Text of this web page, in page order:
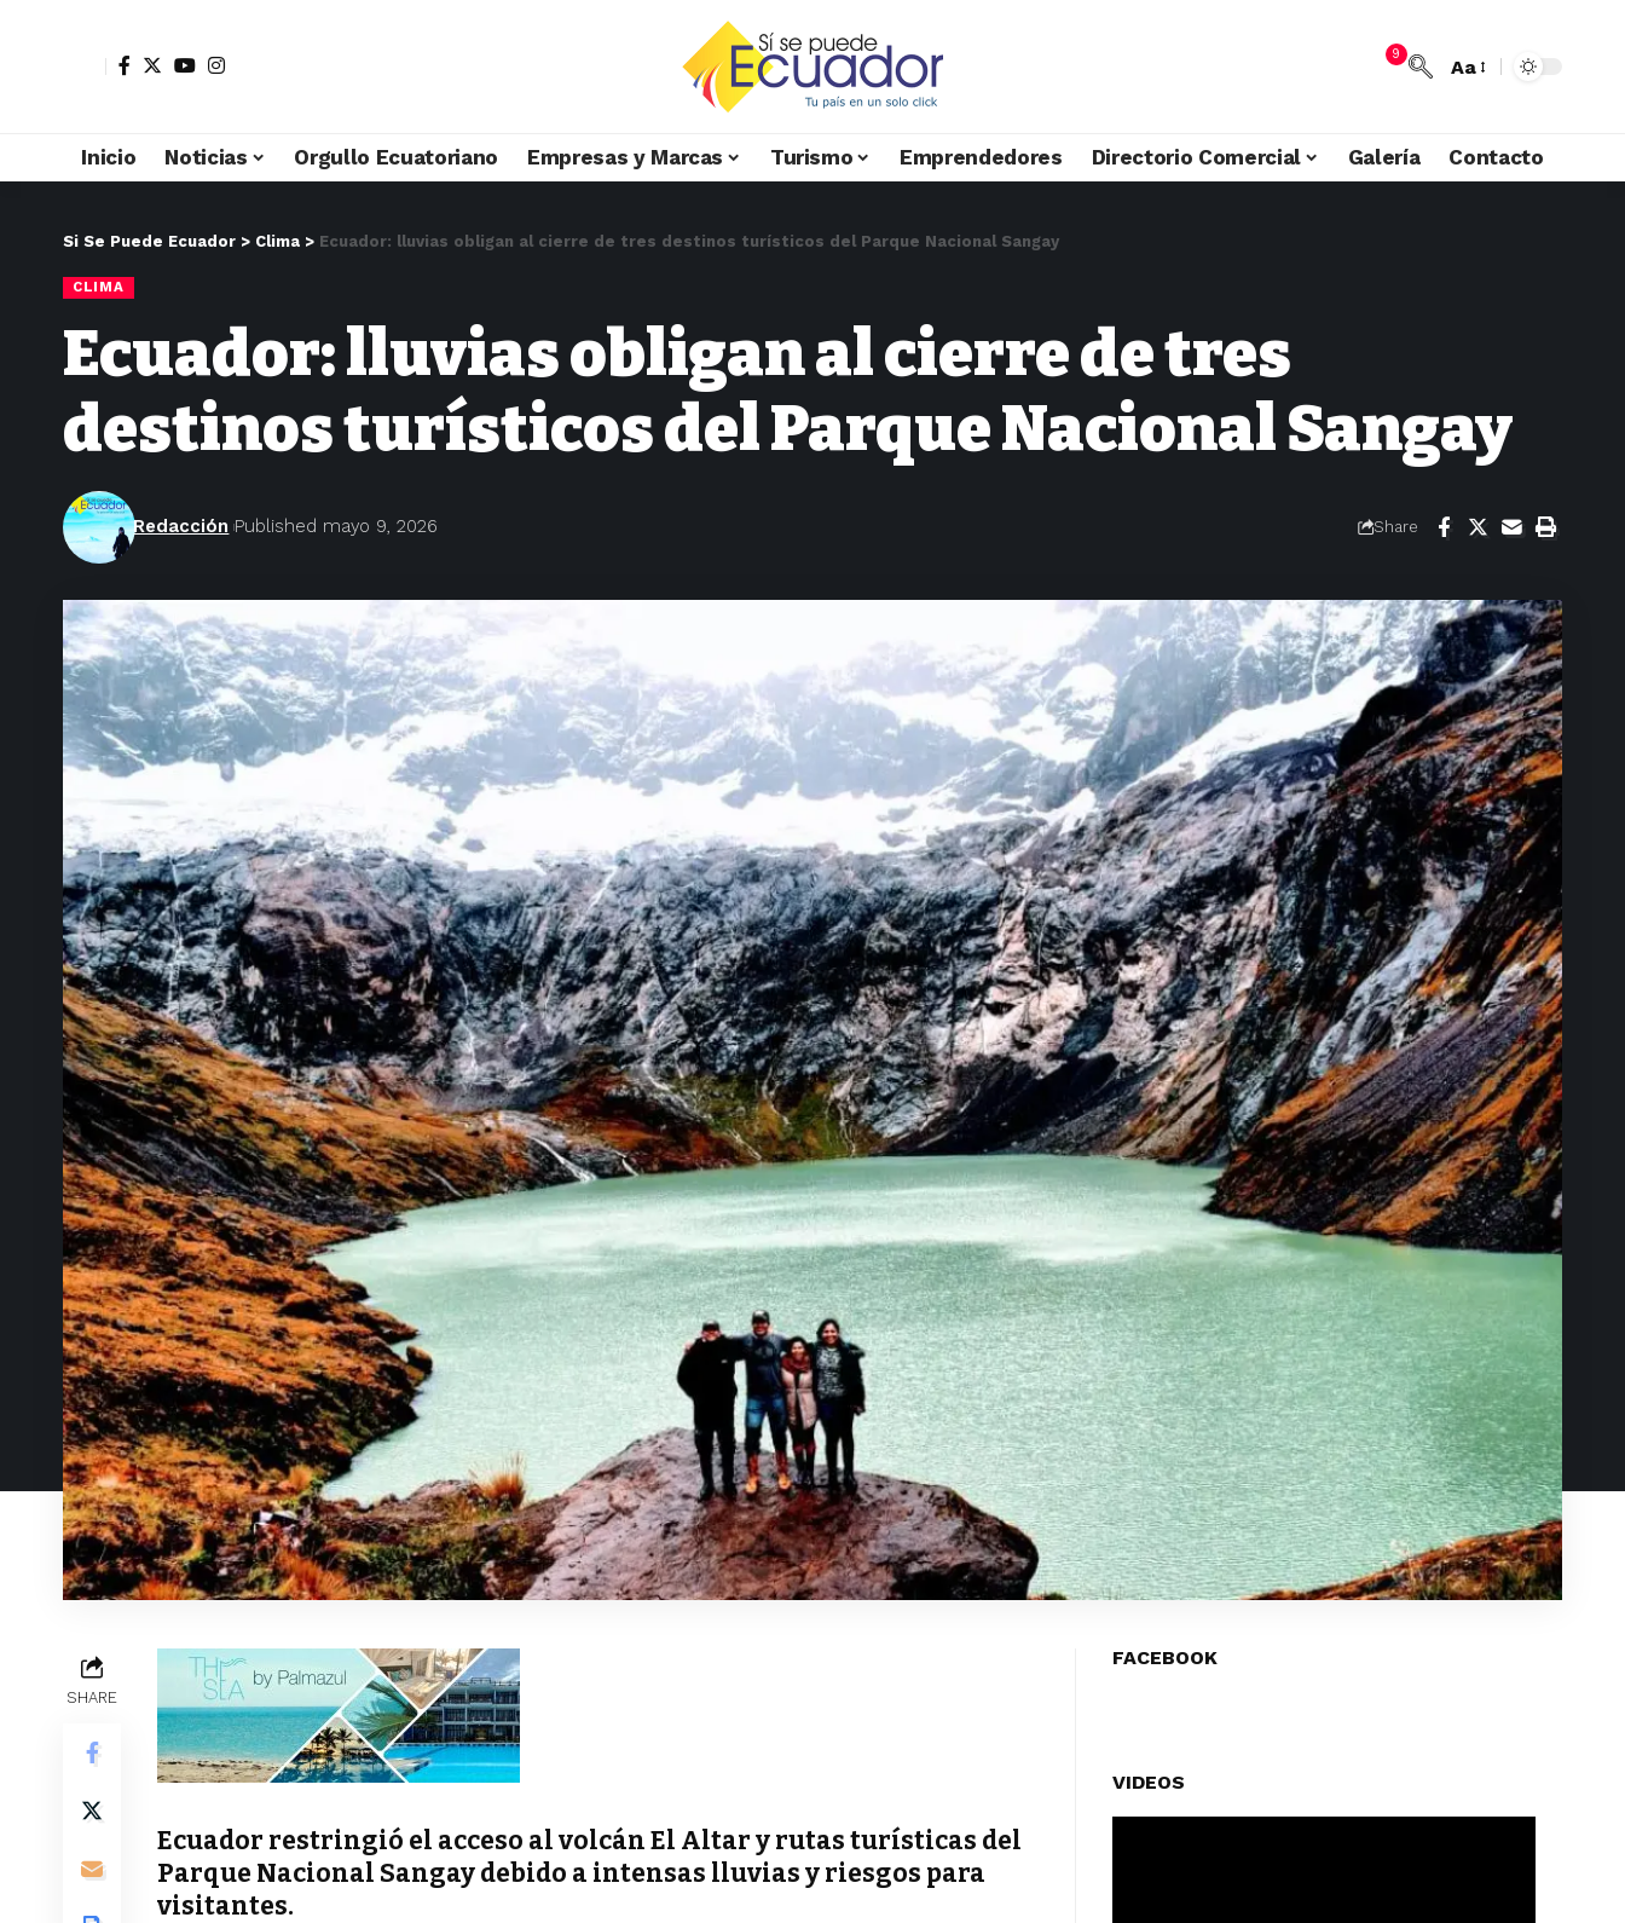
9
Aa
Inicio Noticias Orgullo Ecuatoriano Empresas y Marcas Turismo Emprendedores Directorio Comercial Galería Contacto
Si Se Puede Ecuador > Clima > Ecuador: lluvias obligan al cierre de tres destinos turísticos del Parque Nacional Sangay
CLIMA
Ecuador: lluvias obligan al cierre de tres
destinos turísticos del Parque Nacional Sangay
Redacción Published mayo 9, 2026 Share
SHARE
Ecuador restringió el acceso al volcán El Altar y rutas turísticas del
Parque Nacional Sangay debido a intensas lluvias y riesgos para
visitantes.
FACEBOOK
VIDEOS